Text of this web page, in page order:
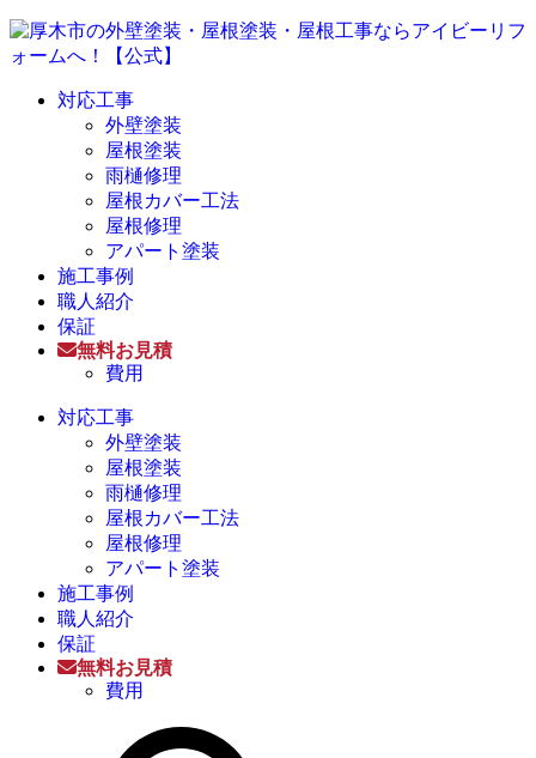
対応工事
外壁塗装
屋根塗装
雨樋修理
屋根カバー工法
屋根修理
アパート塗装
施工事例
職人紹介
保証
無料お見積
費用
対応工事
外壁塗装
屋根塗装
雨樋修理
屋根カバー工法
屋根修理
アパート塗装
施工事例
職人紹介
保証
無料お見積
費用